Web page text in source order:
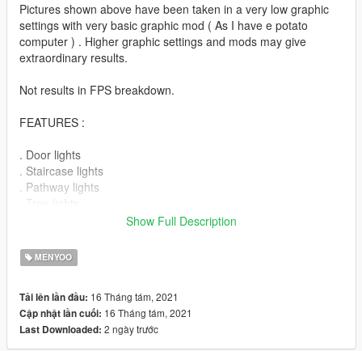
Pictures shown above have been taken in a very low graphic
settings with very basic graphic mod ( As I have e potato
computer ) . Higher graphic settings and mods may give
extraordinary results.
Not results in FPS breakdown.
FEATURES :
. Door lights
. Staircase lights
. Pathway lights
. Balcony lights
. Roof lights
. Multicolour lights
BUGS :
Show Full Description
MENYOO
Tải lên lần đầu: 16 Tháng tám, 2021
Cập nhật lần cuối: 16 Tháng tám, 2021
Last Downloaded: 2 ngày trước